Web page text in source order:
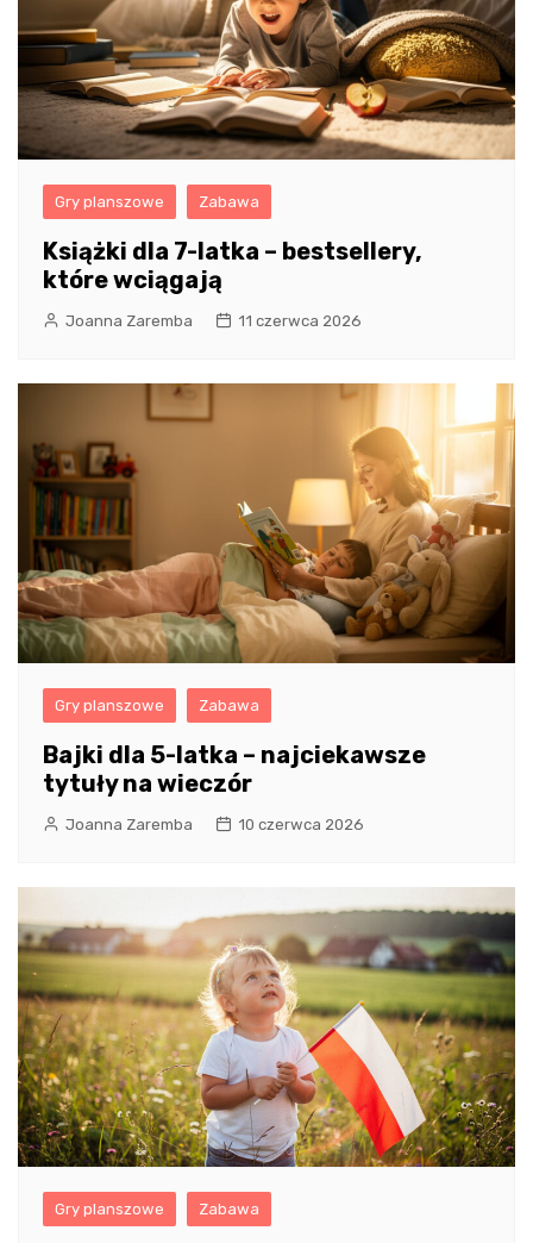
Gry planszowe Zabawa
Książki dla 7-latka – bestsellery,
które wciągają
Joanna Zaremba 11 czerwca 2026
Gry planszowe Zabawa
Bajki dla 5-latka – najciekawsze
tytuły na wieczór
Joanna Zaremba 10 czerwca 2026
Gry planszowe Zabawa